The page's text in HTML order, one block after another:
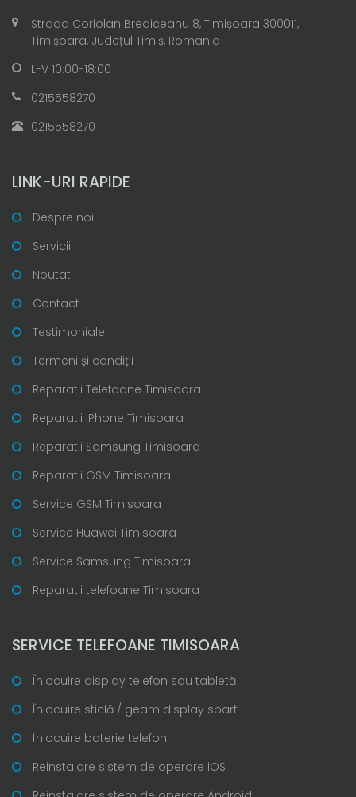
Strada Coriolan Brediceanu 8, Timișoara 300011,
Timișoara, Județul Timiș, Romania
L-V 10:00-18:00
0215558270
0215558270
LINK-URI RAPIDE
Despre noi
Servicii
Noutati
Contact
Testimoniale
Termeni și condiții
Reparatii Telefoane Timisoara
Reparatii iPhone Timisoara
Reparatii Samsung Timisoara
Reparatii GSM Timisoara
Service GSM Timisoara
Service Huawei Timisoara
Service Samsung Timisoara
Reparatii telefoane Timisoara
SERVICE TELEFOANE TIMISOARA
Înlocuire display telefon sau tabletă
Înlocuire sticlă / geam display spart
Înlocuire baterie telefon
Reinstalare sistem de operare iOS